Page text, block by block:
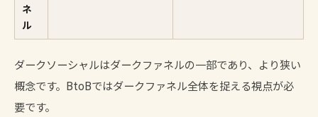
ネ
ル
ダークソーシャルはダークファネルの一部であり、より狭い
概念です。BtoBではダークファネル全体を捉える視点が必
要です。